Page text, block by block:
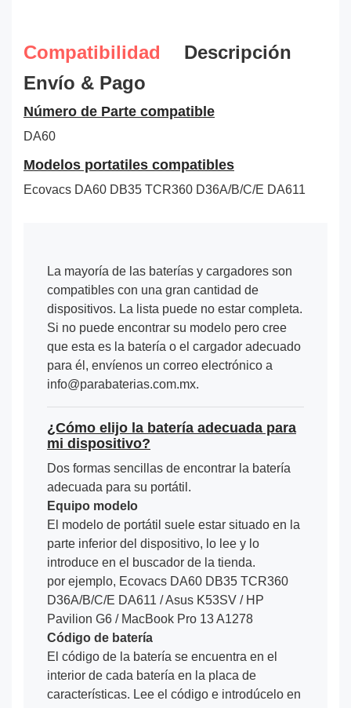
Compatibilidad
Descripción
Envío & Pago
Número de Parte compatible
DA60
Modelos portatiles compatibles
Ecovacs DA60 DB35 TCR360 D36A/B/C/E DA611
La mayoría de las baterías y cargadores son
compatibles con una gran cantidad de
dispositivos. La lista puede no estar completa.
Si no puede encontrar su modelo pero cree
que esta es la batería o el cargador adecuado
para él, envíenos un correo electrónico a
info@parabaterias.com.mx.
¿Cómo elijo la batería adecuada para
mi dispositivo?
Dos formas sencillas de encontrar la batería
adecuada para su portátil.
Equipo modelo
El modelo de portátil suele estar situado en la
parte inferior del dispositivo, lo lee y lo
introduce en el buscador de la tienda.
por ejemplo, Ecovacs DA60 DB35 TCR360
D36A/B/C/E DA611 / Asus K53SV / HP
Pavilion G6 / MacBook Pro 13 A1278
Código de batería
El código de la batería se encuentra en el
interior de cada batería en la placa de
características. Lee el código e introdúcelo en